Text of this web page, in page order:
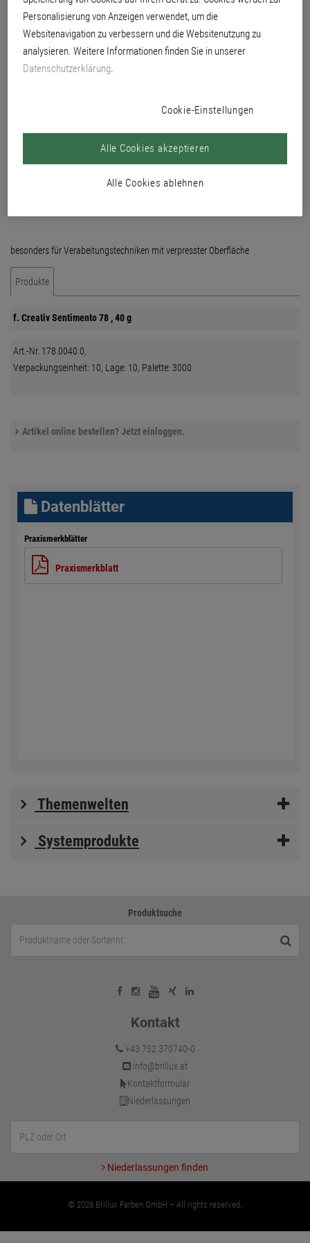
besonders für Verabeitungstechniken mit verpresster Oberfläche
Produkte
f. Creativ Sentimento 78 , 40 g
Art.-Nr. 178.0040.0,
Verpackungseinheit: 10, Lage: 10, Palette: 3000
Artikel online bestellen? Jetzt einloggen.
Datenblätter
Praxismerkblätter
Praxismerkblatt
Themenwelten
Systemprodukte
Produktsuche
Kontakt
+43 732 370740-0
info@brillux.at
Kontaktformular
Niederlassungen
Niederlassungen finden
© 2026 Brillux Farben GmbH – All rights reserved.
Personalisierung von Anzeigen verwendet, um die
Websitenavigation zu verbessern und die Websitenutzung zu
analysieren. Weitere Informationen finden Sie in unserer
Datenschutzerklärung.
Cookie-Einstellungen
Alle Cookies ablehnen
Alle Cookies akzeptieren